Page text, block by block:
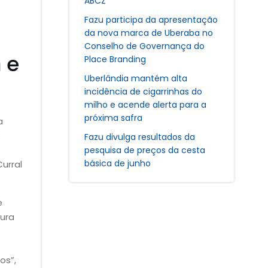
e
Fazu participa da apresentação
da nova marca de Uberaba no
Conselho de Governança do
Place Branding
Uberlândia mantém alta
incidência de cigarrinhas do
milho e acende alerta para a
próxima safra
Fazu divulga resultados da
pesquisa de preços da cesta
básica de junho